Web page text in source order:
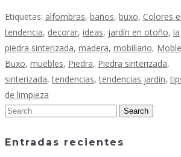
Etiquetas: alfombras, baños, buxo, Colores
tendencia, decorar, ideas, jardín en otoño, la
piedra sinterizada, madera, mobiliario,
Buxo, muebles, Piedra, Piedra sinterizada,
sinterizada,tendencias,tendencias jardín,
de limpieza
Entradas recientes